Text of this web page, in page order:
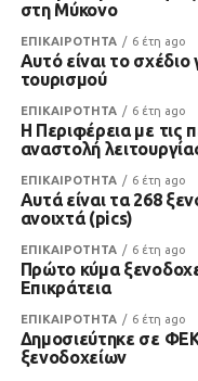
στη Μύκονο
ΕΠΙΚΑΙΡΟΤΗΤΑ 6 έτη ago
Αυτό είναι το σχέδιο
τουρισμού
ΕΠΙΚΑΙΡΟΤΗΤΑ 6 έτη ago
Η Περιφέρεια με τις
αναστολή
ΕΠΙΚΑΙΡΟΤΗΤΑ 6 έτη ago
Αυτά είναι τα 268
ανοιχτά (pics)
ΕΠΙΚΑΙΡΟΤΗΤΑ 6 έτη ago
Πρώτο κύμα
Επικράτεια
ΕΠΙΚΑΙΡΟΤΗΤΑ 6 έτη ago
Δημοσιεύτηκε σε
ξενοδοχείων